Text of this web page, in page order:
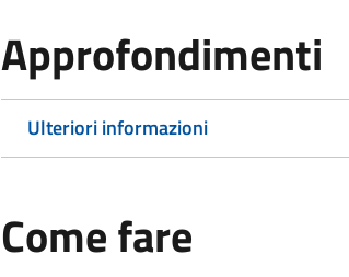
Approfondimenti
Ulteriori informazioni
Come fare